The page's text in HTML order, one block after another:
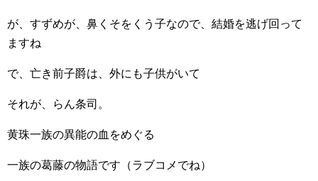
が、すずめが、鼻くそをくう子なので、結婚を逃げ回って
ますね
で、亡き前子爵は、外にも子供がいて
それが、らん条司。
黄珠一族の異能の血をめぐる
一族の葛藤の物語です（ラブコメでね）